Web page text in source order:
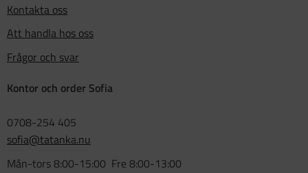
Kontakta oss
Att handla hos oss
Frågor och svar
Kontor och order Sofia
0708-254 405
sofia@tatanka.nu
Mån-tors 8:00-15:00 Fre 8:00-13:00